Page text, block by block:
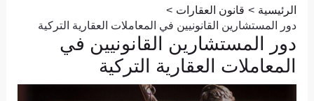
الرئيسية
قانون العقارات
دور المستشارين القانونيين في المعاملات العقارية التركية
دور المستشارين القانونيين في
المعاملات العقارية التركية